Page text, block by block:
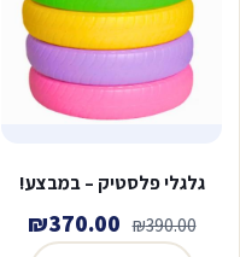
גלגלי פלסטיק – במבצע!
₪390.00
המחיר ₪370.00